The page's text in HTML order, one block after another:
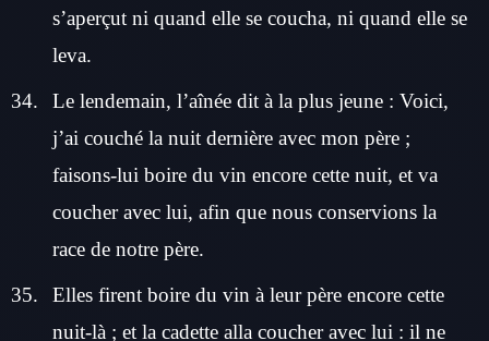
s’aperçut ni quand elle se coucha, ni quand elle se
leva.
Le lendemain, l’aînée dit à la plus jeune : Voici,
j’ai couché la nuit dernière avec mon père ;
faisons-lui boire du vin encore cette nuit, et va
coucher avec lui, afin que nous conservions la
race de notre père.
Elles firent boire du vin à leur père encore cette
nuit-là ; et la cadette alla coucher avec lui : il ne